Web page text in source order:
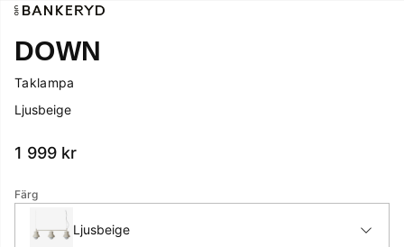
DOWN
Taklampa
Ljusbeige
1 999 kr
Färg
Ljusbeige